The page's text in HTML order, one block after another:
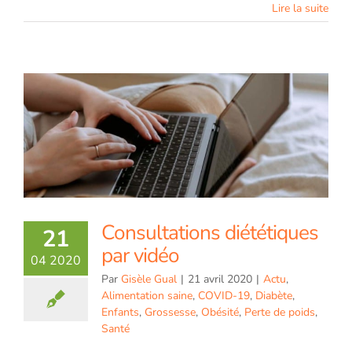
Lire la suite
21
04 2020
Consultations diététiques
par vidéo
Par Gisèle Gual | 21 avril 2020 | Actu,
Alimentation saine, COVID-19, Diabète,
Enfants, Grossesse, Obésité, Perte de poids,
Santé